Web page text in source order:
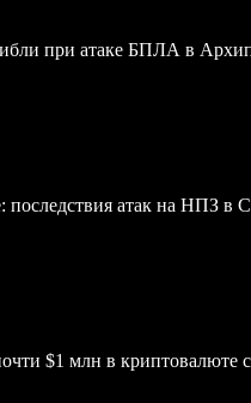
при атаке БПЛА в
атак на НПЗ в
$1 млн в криптовалюте